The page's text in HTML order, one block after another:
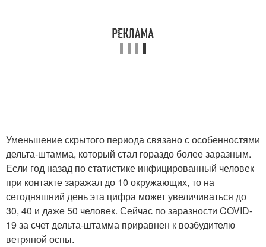
Уменьшение скрытого периода связано с особенностями
дельта-штамма, который стал гораздо более заразным.
Если год назад по статистике инфицированный человек
при контакте заражал до 10 окружающих, то на
сегодняшний день эта цифра может увеличиваться до
30, 40 и даже 50 человек. Сейчас по заразности COVID-
19 за счет дельта-штамма приравнен к возбудителю
ветряной оспы.